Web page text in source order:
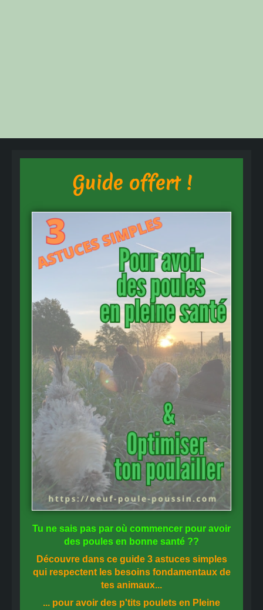
Guide offert !
Tu ne sais pas par où commencer pour avoir
des poules en bonne santé ??
Découvre dans ce guide 3 astuces simples
qui respectent les besoins fondamentaux de
tes animaux...
... pour avoir des p'tits poulets en Pleine